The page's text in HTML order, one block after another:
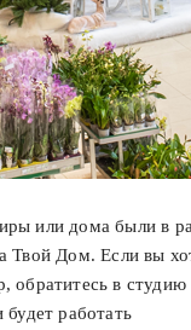
или дома были в
Твой Дом. Если вы
обратитесь в студию
работать